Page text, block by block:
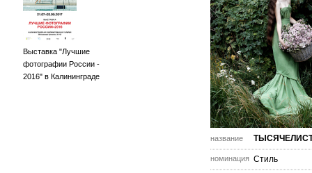
Выставка "Лучшие
фотографии России -
2016" в Калининграде
название
номинация Стиль